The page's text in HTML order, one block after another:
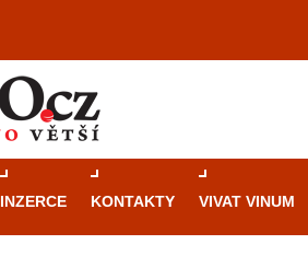
INZERCE KONTAKTY VIVAT VINUM